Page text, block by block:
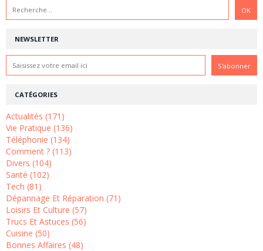
NEWSLETTER
CATÉGORIES
Actualités (171)
Vie Pratique (136)
Téléphonie (134)
Comment ? (113)
Divers (104)
Santé (102)
Tech (81)
Dépannage Et Réparation (71)
Loisirs Et Culture (57)
Trucs Et Astuces (56)
Cuisine (50)
Bonnes Affaires (48)